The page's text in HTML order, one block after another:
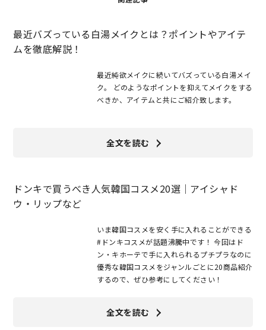
最近バズっている白湯メイクとは？ポイントやアイテ
ムを徹底解説！
最近純欲メイクに続いてバズっている白湯メイ
ク。 どのようなポイントを抑えてメイクをする
べきか、アイテムと共にご紹介致します。
全文を読む
ドンキで買うべき人気韓国コスメ20選｜アイシャド
ウ・リップなど
いま韓国コスメを安く手に入れることができる
#ドンキコスメが話題沸騰中です！ 今回はド
ン・キホーテで手に入れられるプチプラなのに
優秀な韓国コスメをジャンルごとに20商品紹介
するので、ぜひ参考にしてください！
全文を読む